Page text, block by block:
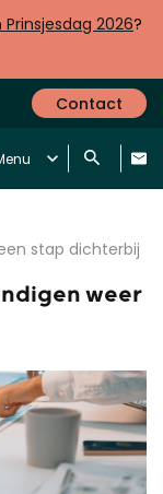
2026?
Contact
stap dichterbij
weer